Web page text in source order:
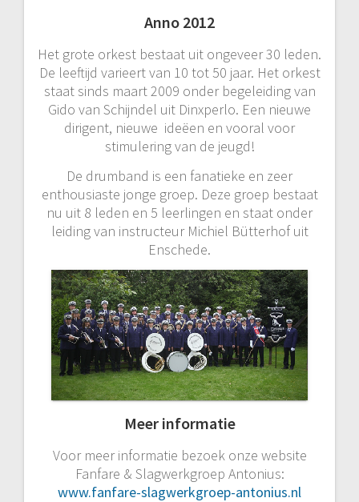
Anno 2012
Het grote orkest bestaat uit ongeveer 30 leden.
De leeftijd varieert van 10 tot 50 jaar. Het orkest
staat sinds maart 2009 onder begeleiding van
Gido van Schijndel uit Dinxperlo. Een nieuwe
dirigent, nieuwe ideëen en vooral voor
stimulering van de jeugd!
De drumband is een fanatieke en zeer
enthousiaste jonge groep. Deze groep bestaat
nu uit 8 leden en 5 leerlingen en staat onder
leiding van instructeur Michiel Bütterhof uit
Enschede.
Meer informatie
Voor meer informatie bezoek onze website
Fanfare & Slagwerkgroep Antonius:
www.fanfare-slagwerkgroep-antonius.nl